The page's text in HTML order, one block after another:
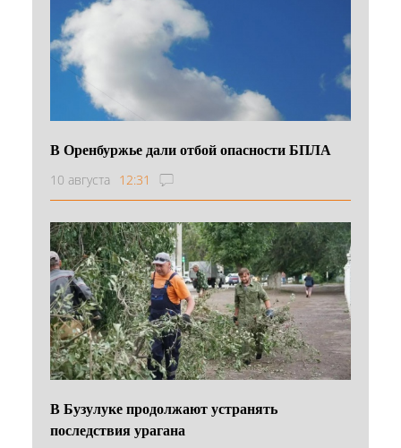
В Оренбуржье дали отбой опасности БПЛА
10 августа 12:31
В Бузулуке продолжают устранять
последствия урагана